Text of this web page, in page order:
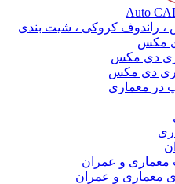
راندوف کروکی ، شیت بندی
مکس
دی مکس
دی مکس
در معماری
معماری و عمران
معماری و عمران